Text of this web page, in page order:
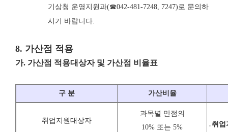
기상청 운영지원과(☎042-481-7248, 7247)로 문의하
시기 바랍니다.
8. 가산점 적용
가. 가산점 적용대상자 및 가산점 비율표
구 분 가산비율
취업지원대상자
과목별 만점의
10% 또는 5%
․ 취업